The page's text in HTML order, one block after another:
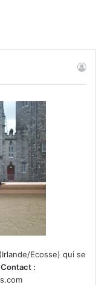
Ecosse) qui se
Contact :